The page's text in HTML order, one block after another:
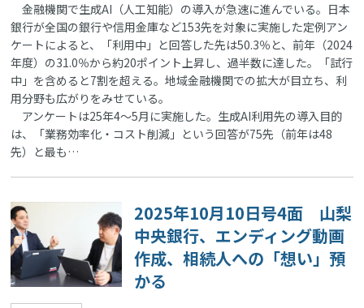
金融機関で生成AI（人工知能）の導入が急速に進んでいる。日本
銀行が全国の銀行や信用金庫など153先を対象に実施した定例アン
ケートによると、「利用中」と回答した先は50.3％と、前年（2024
年度）の31.0％から約20ポイント上昇し、過半数に達した。「試行
中」を含めると7割を超える。地域金融機関での拡大が目立ち、利
用分野も広がりをみせている。
アンケートは25年4～5月に実施した。生成AI利用先の導入目的
は、「業務効率化・コスト削減」という回答が75先（前年は48
先）と最も…
2025年10月10日号4面 山梨
中央銀行、エンディング動画
作成、相続人への「想い」預
かる